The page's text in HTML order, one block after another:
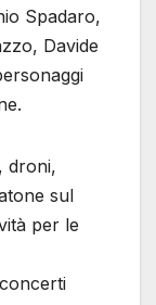
Spadaro,
Davide
droni,
sul
per le